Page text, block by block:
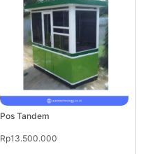
Pos Tandem
Rp13.500.000